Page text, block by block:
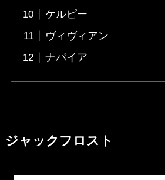
ケルピー
ヴィヴィアン
ナパイア
ジャックフロスト